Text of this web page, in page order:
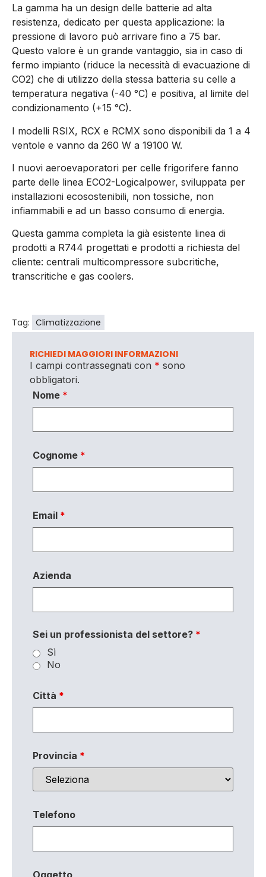
La gamma ha un design delle batterie ad alta
resistenza, dedicato per questa applicazione: la
pressione di lavoro può arrivare fino a 75 bar.
Questo valore è un grande vantaggio, sia in caso di
fermo impianto (riduce la necessità di evacuazione di
CO2) che di utilizzo della stessa batteria su celle a
temperatura negativa (-40 °C) e positiva, al limite del
condizionamento (+15 °C).
I modelli RSIX, RCX e RCMX sono disponibili da 1 a 4
ventole e vanno da 260 W a 19100 W.
I nuovi aeroevaporatori per celle frigorifere fanno
parte delle linea ECO2-Logicalpower, sviluppata per
installazioni ecosostenibili, non tossiche, non
infiammabili e ad un basso consumo di energia.
Questa gamma completa la già esistente linea di
prodotti a R744 progettati e prodotti a richiesta del
cliente: centrali multicompressore subcritiche,
transcritiche e gas coolers.
Tag: Climatizzazione
RICHIEDI MAGGIORI INFORMAZIONI
I campi contrassegnati con * sono
obbligatori.
Nome *
Cognome *
Email *
Azienda
Sei un professionista del settore? *
Sì
No
Città *
Provincia *
Telefono
Oggetto